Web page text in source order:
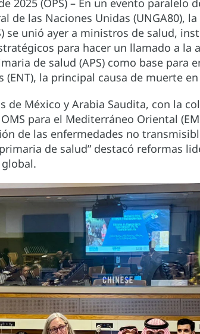
2025 (OPS) – En un evento paralelo
de las Naciones Unidas (UNGA80),
se unió ayer a ministros de salud,
para hacer un llamado a la
de salud (APS) como base para
la principal causa de muerte
de México y Arabia Saudita, con la
para el Mediterráneo Oriental
de las enfermedades no
de salud” destacó reformas